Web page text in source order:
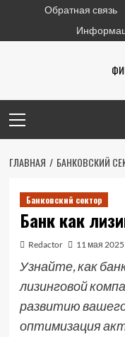
содержимому
Обратная связь
меню
ГЛАВНАЯ БАНКОВСКИЙ
Банковский сектор
Банк как
Redactor 11 мая 2025
Узнайте, как
лизинговой
развитию
оптимизация